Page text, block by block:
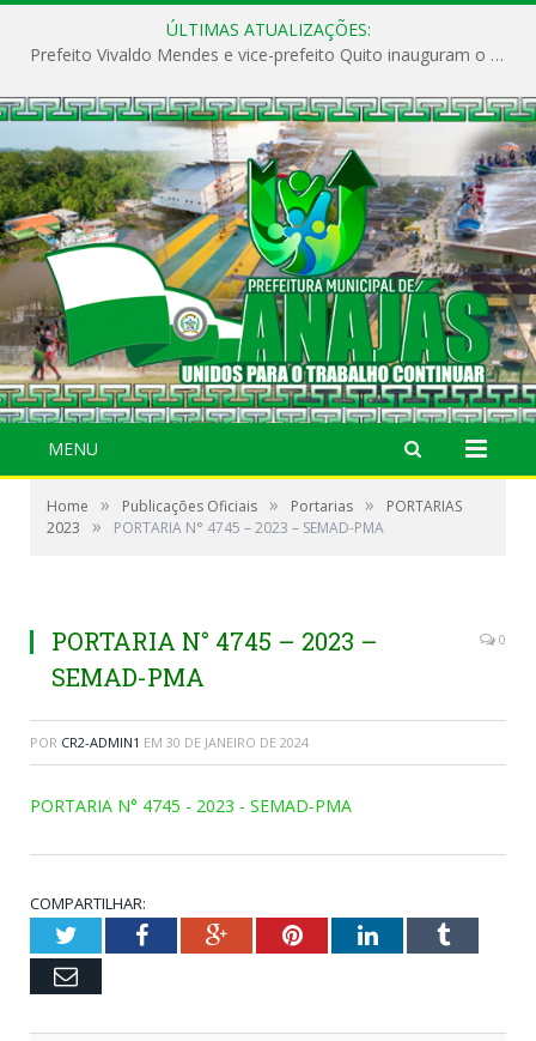
ÚLTIMAS ATUALIZAÇÕES:
Prefeito Vivaldo Mendes e vice-prefeito Quito inauguram o CAPS e fortalecem a saúde pública em Anajás.
MENU
Home » Publicações Oficiais » Portarias »
PORTARIAS
2023
» PORTARIA N° 4745 – 2023 – SEMAD-PMA
PORTARIA N° 4745 – 2023 –
SEMAD-PMA
0
POR CR2-ADMIN1 EM 30 DE JANEIRO DE 2024
PORTARIA N° 4745 - 2023 - SEMAD-PMA
COMPARTILHAR:
TwitterFacebookGoogle+PinterestLinkedInTumblr
Email